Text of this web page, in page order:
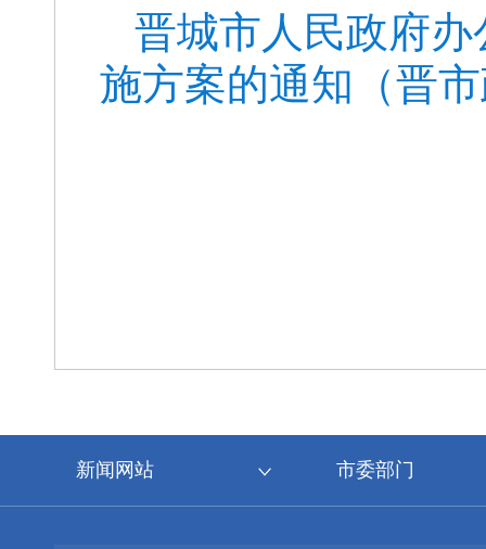
晋城市人民政府
施方案的通知（晋
新闻网站 市委部门